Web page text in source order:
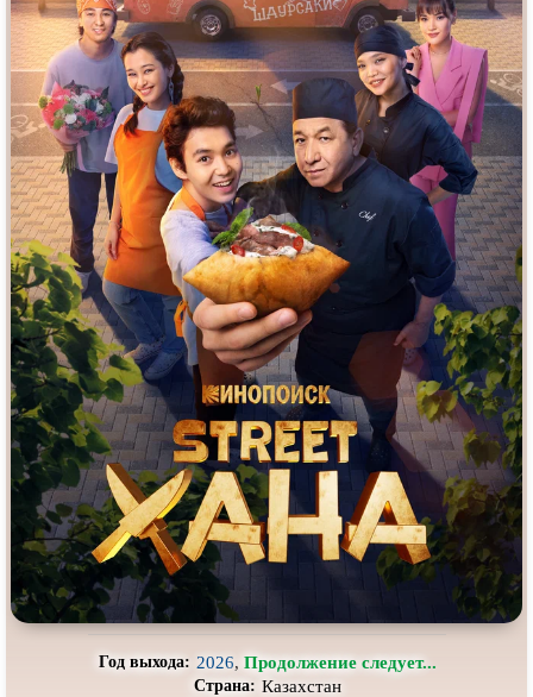
Наркотики Новогодние
Основанное нареальных
событиях
Параллельные миры
ПереводГоблина ПереводКубик в Кубе
Перевод Кураж-Бамбей Пеплум
Подростковаяжестокость Постапокалипсис
Призраки Про акул
Про апокалипсис Про богатых
Про богов Про вампиров
Про ведьм Про викингов
Про выживание Про гангстеров
Про гонки Про деревню
Про динозавров Про драконов
Про животных Про зомби
Про инопланетян
Про корабли и подводные
Про космос
Про любовь
Про маньяков исерийных
Про мафию
Год выхода: 2026, Продолжение следует...
Страна: Казахстан